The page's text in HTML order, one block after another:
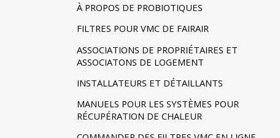
À PROPOS DE PROBIOTIQUES
FILTRES POUR VMC DE FAIRAIR
ASSOCIATIONS DE PROPRIÉTAIRES ET
ASSOCIATONS DE LOGEMENT
INSTALLATEURS ET DÉTAILLANTS
MANUELS POUR LES SYSTÈMES POUR
RÉCUPÉRATION DE CHALEUR